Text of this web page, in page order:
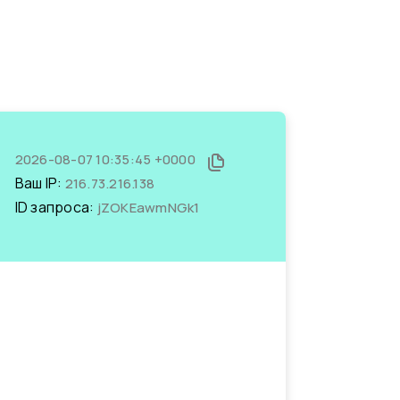
2026-08-07 10:35:45 +0000
Ваш IP: 216.73.216.138
ID запроса: jZOKEawmNGk1